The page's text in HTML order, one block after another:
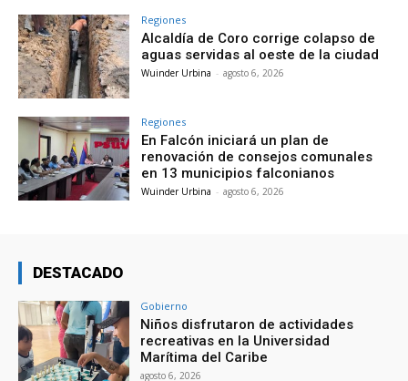
Regiones
Alcaldía de Coro corrige colapso de
aguas servidas al oeste de la ciudad
Wuinder Urbina - agosto 6, 2026
Regiones
En Falcón iniciará un plan de
renovación de consejos comunales
en 13 municipios falconianos
Wuinder Urbina - agosto 6, 2026
DESTACADO
Gobierno
Niños disfrutaron de actividades
recreativas en la Universidad
Marítima del Caribe
agosto 6, 2026